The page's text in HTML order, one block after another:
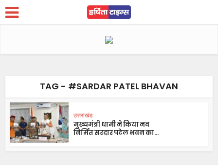
TAG - #SARDAR PATEL BHAVAN
उत्तराखंड
मुख्यमंत्री धामी ने किया नव
निर्मित सरदार पटेल भवन का...